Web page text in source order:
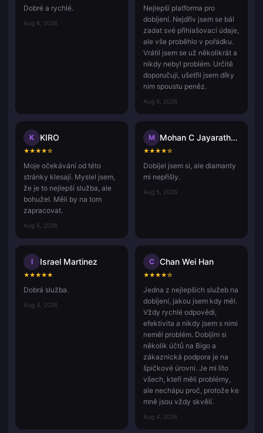
Dobré a rychlé.
Aug 6, 2026
Nejlepší platforma pro
dobíjení. Nejdřív jsem se bál
zadat své přihlašovací údaje,
ale vše proběhlo v pořádku.
Vrátil jsem se už několikrát a
nikdy nebyl problém. Určitě
doporučuji, ušetřil jsem díky
nim spoustu peněz.
Aug 5, 2026
K KIRO
★★★★☆
Moje očekávání od této
stránky klesají. Myslel jsem,
že je to nejlepší služba, ale
bohužel. Měli by na tom
zapracovat.
Aug 5, 2026
M Mohan C Jayarathna
★★★★☆
Dobíjel jsem si, ale diamanty
mi nepřišly.
Aug 5, 2026
I Israel Martinez
★★★★★
Dobrá služba.
Aug 4, 2026
C Chan Wei Han
★★★★☆
Jedna z nejlepších služeb na
dobíjení, jakou jsem kdy měl.
Vždy rychlé odpovědi,
efektivita a nikdy jsem s nimi
neměl problém. Dobíjím si
několik účtů na Bigo a
zákaznická podpora je na
špičkové úrovni. Je mi líto
všech, kteří měli problémy,
ale nechápu proč, protože ke
mně jsou vždy skvělí.
Aug 4, 2026